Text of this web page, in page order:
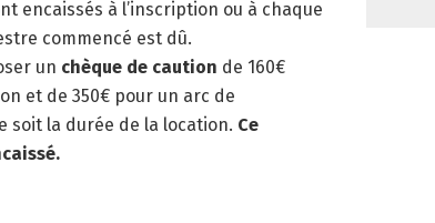
encaissés à l’inscription ou à chaque
commencé est dû.
un chèque de caution de 160€
et de 350€ pour un arc de
soit la durée de la location. Ce